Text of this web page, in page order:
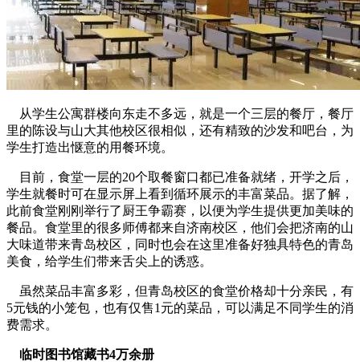
从学生公寓群楼向东走不多远，就是一个三层的餐厅，餐厅
里的陈设与山大其他校区很相似，还有精致的沙发和吧台，为
学生打造出惬意的用餐环境。
目前，食堂一层的20个取餐窗口都已准备就绪，开学之后，
学生就餐时可在显示屏上看到循环展示的丰富菜品。据了解，
此前食堂刚刚举行了厨王争霸赛，以便为学生提供更加美味的
餐品。食堂里的很多师傅都来自济南校区，他们会把济南的山
大味道带来青岛校区，同时也会在这里准备好独具特色的青岛
美食，给学生们带来舌尖上的诱惑。
虽然菜品丰富多彩，但青岛校区的食堂价格却十分亲民，有
5元钱的小笼包，也有仅售1元的菜品，可以满足不同学生的消
费需求。
临时图书馆藏书4万余册